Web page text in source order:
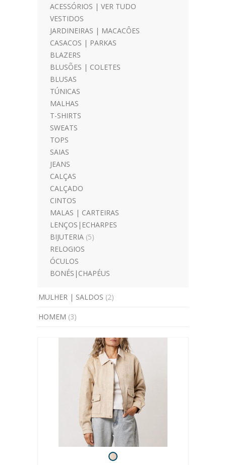
ACESSÓRIOS | VER TUDO
VESTIDOS
JARDINEIRAS | MACACÔES
CASACOS | PARKAS
BLAZERS
BLUSÕES | COLETES
BLUSAS
TÚNICAS
MALHAS
T-SHIRTS
SWEATS
TOPS
SAIAS
JEANS
CALÇAS
CALÇADO
CINTOS
MALAS | CARTEIRAS
LENÇOS|ECHARPES
BIJUTERIA (5)
RELOGIOS
ÓCULOS
BONÉS|CHAPÉUS
MULHER | SALDOS (2)
HOMEM (3)